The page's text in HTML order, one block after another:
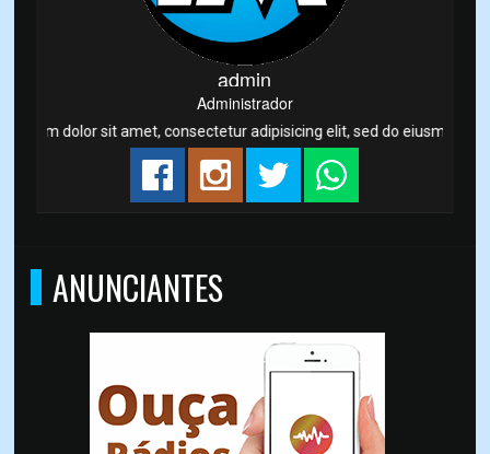
admin
Administrador
dolor sit amet, consectetur adipisicing elit, sed do eiusmod
ANUNCIANTES